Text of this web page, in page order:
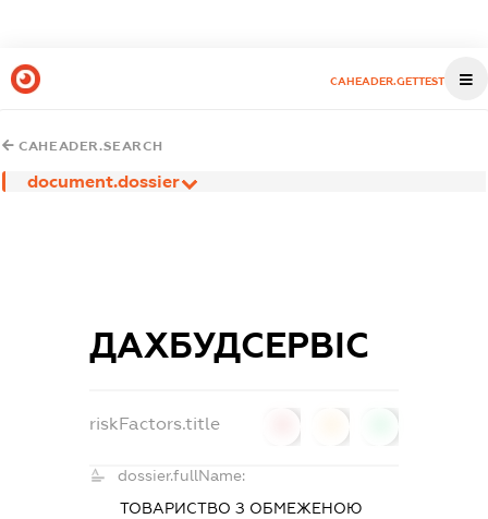
CAHEADER.GETTEST
CAHEADER.SEARCH
document.dossier
ДАХБУДСЕРВІС
riskFactors.title
dossier.fullName:
ТОВАРИСТВО З ОБМЕЖЕНОЮ